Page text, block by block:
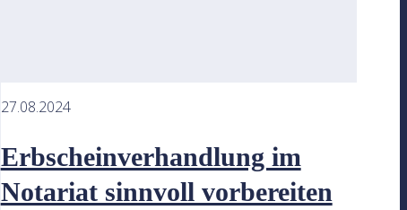
27.08.2024
Erbscheinverhandlung im
Notariat sinnvoll vorbereiten